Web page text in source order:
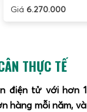
Giá6.270.000
THỰC TẾ
điện tử với hơn
hàng mỗi năm,